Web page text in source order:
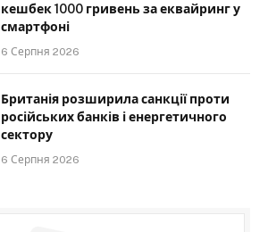
кешбек 1000 гривень за еквайринг у
смартфоні
6 Серпня 2026
Британія розширила санкції проти
російських банків і енергетичного
сектору
6 Серпня 2026